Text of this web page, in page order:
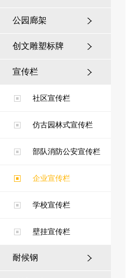
公园廊架
创文雕塑标牌
宣传栏
社区宣传栏
仿古园林式宣传栏
部队消防公安宣传栏
企业宣传栏
学校宣传栏
壁挂宣传栏
耐候钢